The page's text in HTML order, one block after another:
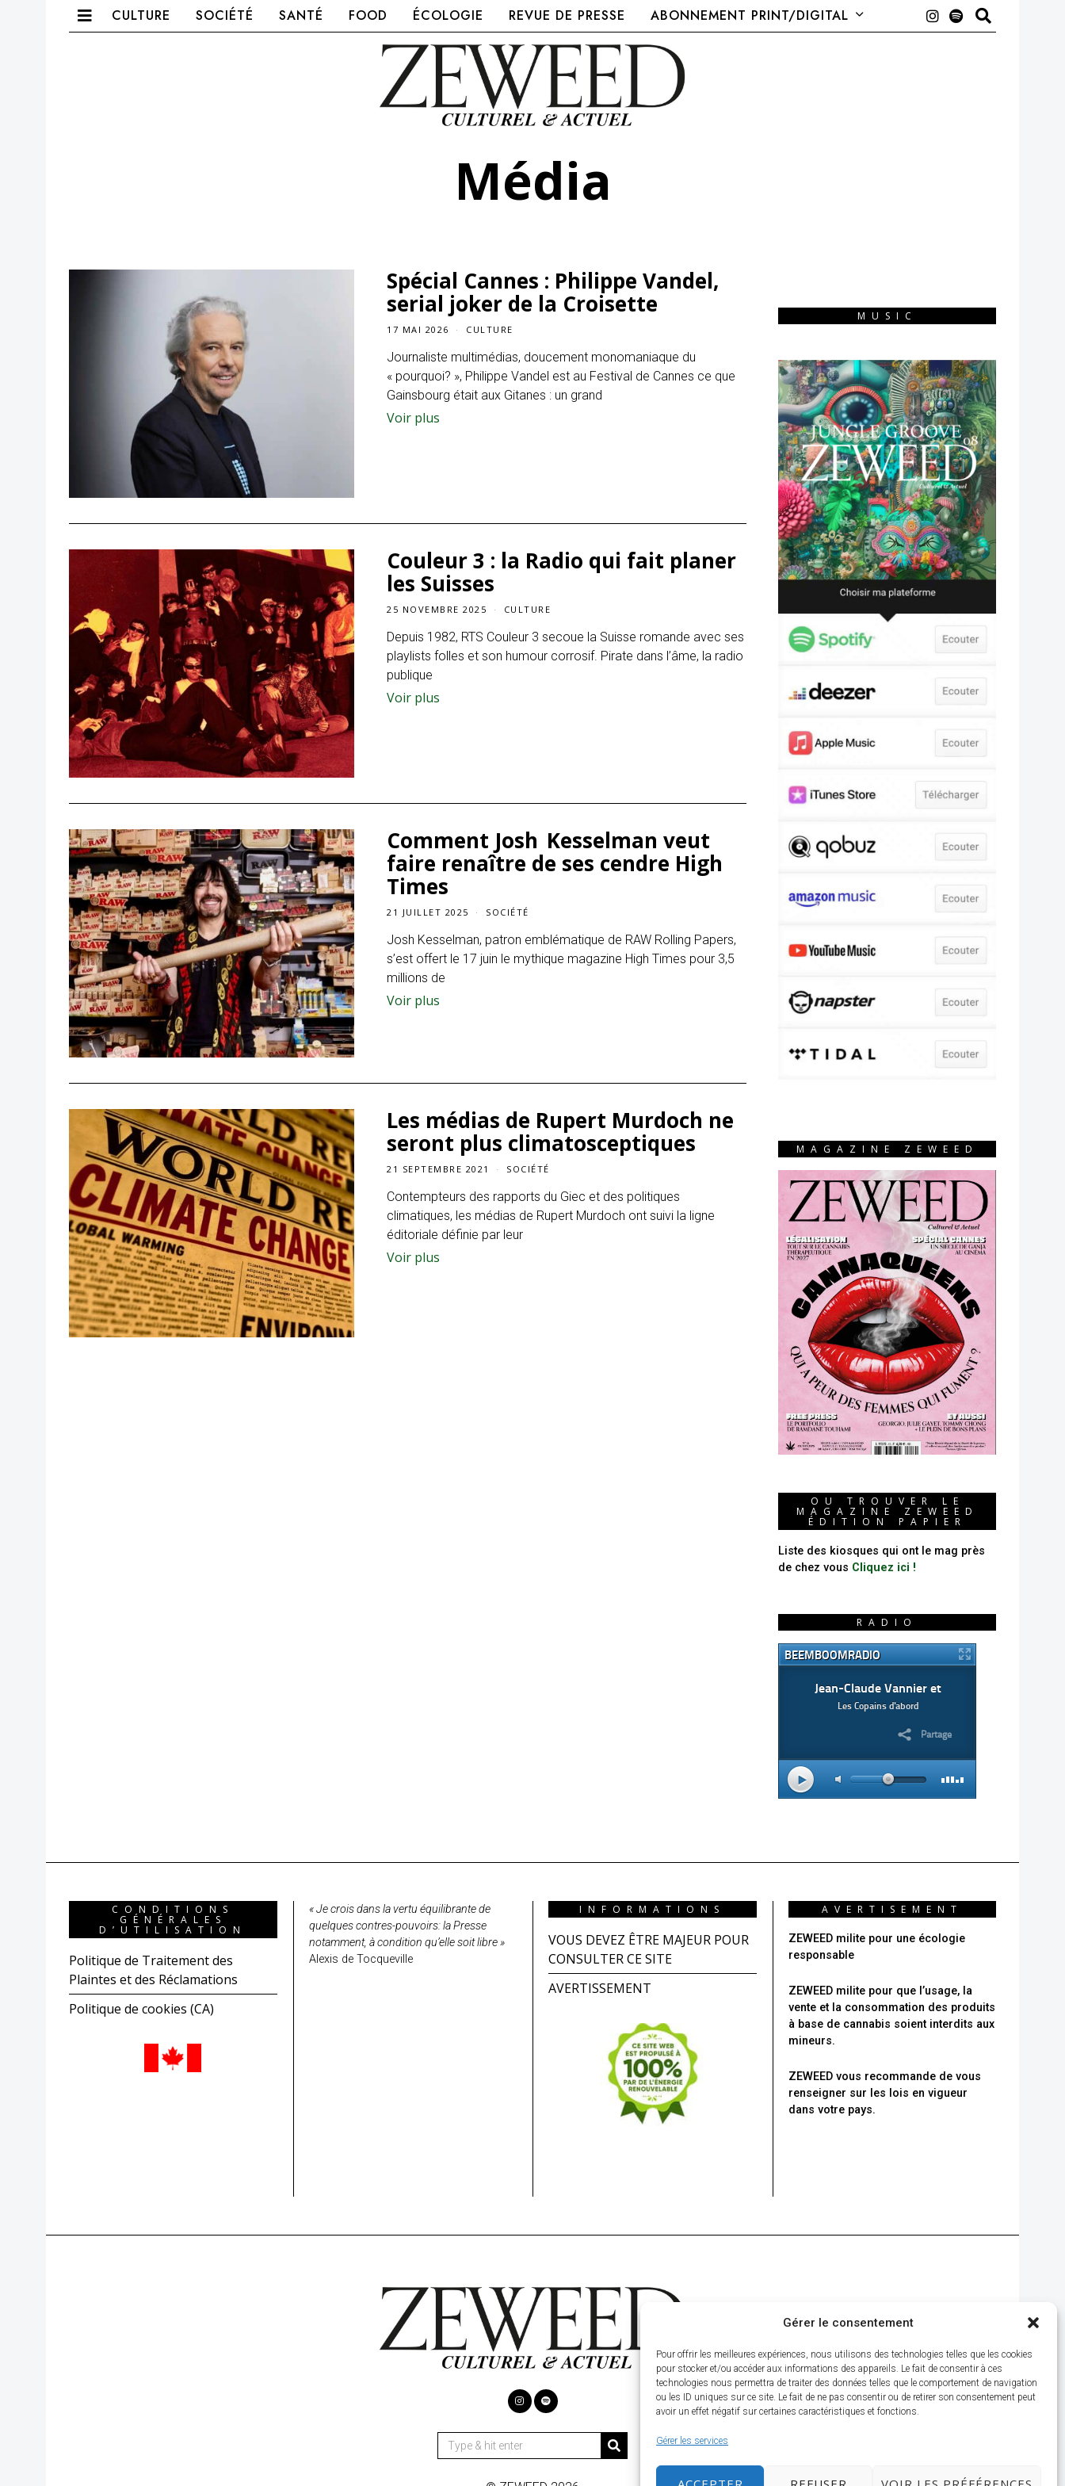
Gérer le consentement
Pour offrir les meilleures expériences, nous utilisons des technologies telles que les cookies
pour stocker et/ou accéder aux informations des appareils. Le fait de consentir à ces
technologies nous permettra de traiter des données telles que le comportement de navigation
ou les ID uniques sur ce site. Le fait de ne pas consentir ou de retirer son consentement peut
avoir un effet négatif sur certaines caractéristiques et fonctions.
Gérer les services
CULTURE SOCIÉTÉ SANTÉ FOOD ÉCOLOGIE REVUE DE PRESSE ABONNEMENT PRINT/DIGITAL
Média
Spécial Cannes : Philippe Vandel,
serial joker de la Croisette
17 MAI 2026 CULTURE
Journaliste multimédias, doucement monomaniaque du
« pourquoi? », Philippe Vandel est au Festival de Cannes ce que
Gainsbourg était aux Gitanes : un grand
Voir plus
Couleur 3 : la Radio qui fait planer
les Suisses
25 NOVEMBRE 2025 CULTURE
Depuis 1982, RTS Couleur 3 secoue la Suisse romande avec ses
playlists folles et son humour corrosif. Pirate dans l’âme, la radio
publique
Voir plus
Comment Josh Kesselman veut
faire renaître de ses cendre High
Times
21 JUILLET 2025 SOCIÉTÉ
Josh Kesselman, patron emblématique de RAW Rolling Papers,
s’est offert le 17 juin le mythique magazine High Times pour 3,5
millions de
Voir plus
Les médias de Rupert Murdoch ne
seront plus climatosceptiques
21 SEPTEMBRE 2021 SOCIÉTÉ
Contempteurs des rapports du Giec et des politiques
climatiques, les médias de Rupert Murdoch ont suivi la ligne
éditoriale définie par leur
Voir plus
MUSIC
MAGAZINE ZEWEED
OU TROUVER LE
MAGAZINE ZEWEED
ÉDITION PAPIER
Liste des kiosques qui ont le mag près
de chez vous Cliquez ici !
RADIO
CONDITIONS
GÉNÉRALES
D’UTILISATION
Politique de Traitement des
Plaintes et des Réclamations
Politique de cookies (CA)
« Je crois dans la vertu équilibrante de
quelques contres-pouvoirs: la Presse
notamment, à condition qu’elle soit libre »
Alexis de Tocqueville
INFORMATIONS
VOUS DEVEZ ÊTRE MAJEUR POUR
CONSULTER CE SITE
AVERTISSEMENT
AVERTISEMENT
ZEWEED milite pour une écologie
responsable
ZEWEED milite pour que l’usage, la
vente et la consommation des produits
à base de cannabis soient interdits aux
mineurs.
ZEWEED vous recommande de vous
renseigner sur les lois en vigueur
dans votre pays.